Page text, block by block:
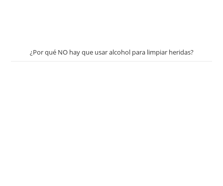
¿Por qué NO hay que usar alcohol para limpiar heridas?